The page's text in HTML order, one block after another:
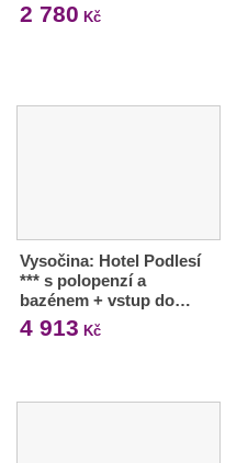
2 780 Kč
Vysočina: Hotel Podlesí
*** s polopenzí a
bazénem + vstup do…
4 913 Kč